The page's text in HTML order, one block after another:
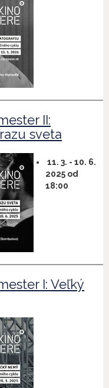
II:
sveta
11. 3. - 10. 6.
2025 od
18:00
I: Veľký